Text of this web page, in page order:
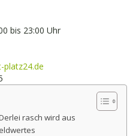
bis 23:00 Uhr
platz24.de
rasch wird aus